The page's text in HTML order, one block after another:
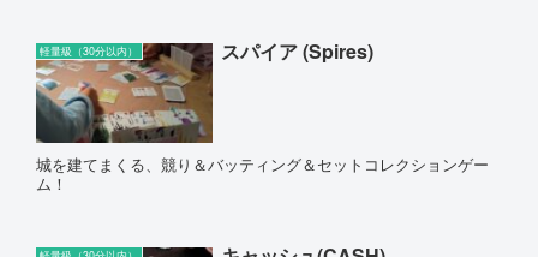
軽量級（30分以内） スパイア (Spires)
城を建てまくる、競り＆バッティング＆セットコレクションゲー
ム！